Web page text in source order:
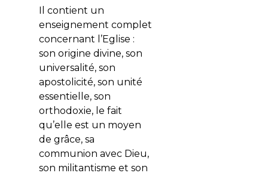
Il contient un
enseignement complet
concernant l’Eglise :
son origine divine, son
universalité, son
apostolicité, son unité
essentielle, son
orthodoxie, le fait
qu’elle est un moyen
de grâce, sa
communion avec Dieu,
son militantisme et son